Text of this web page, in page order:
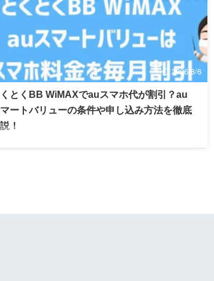
2026/8/6
とくBB WiMAXでauスマホ代が割引？au
ートバリューの条件や申し込み方法を徹底
！
では「auスマホ割の申込手順や注意点」について解説する